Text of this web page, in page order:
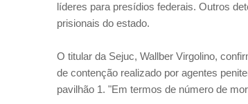
líderes para presídios federais. Outros
prisionais do estado.
O titular da Sejuc, Wallber Virgolino,
de contenção realizado por agentes
pavilhão 1. "Em termos de número de